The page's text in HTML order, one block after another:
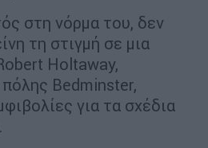
στη νόρμα του, δεν
τη στιγμή σε μια
Holtaway,
Bedminster,
για τα σχέδια